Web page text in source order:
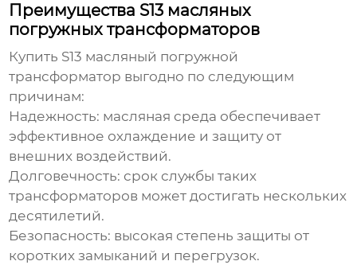
Преимущества S13 масляных
погружных трансформаторов
Купить S13 масляный погружной
трансформатор выгодно по следующим
причинам:
Надежность: масляная среда обеспечивает
эффективное охлаждение и защиту от
внешних воздействий.
Долговечность: срок службы таких
трансформаторов может достигать нескольких
десятилетий.
Безопасность: высокая степень защиты от
коротких замыканий и перегрузок.